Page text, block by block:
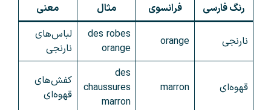
رنگ فارسی فرانسوی مثال معنی
نارنجی orange
des robes
orange
لباس‌های
نارنجی
قهوه‌ای marron
des
chaussures
marron
کفش‌های
قهوه‌ای